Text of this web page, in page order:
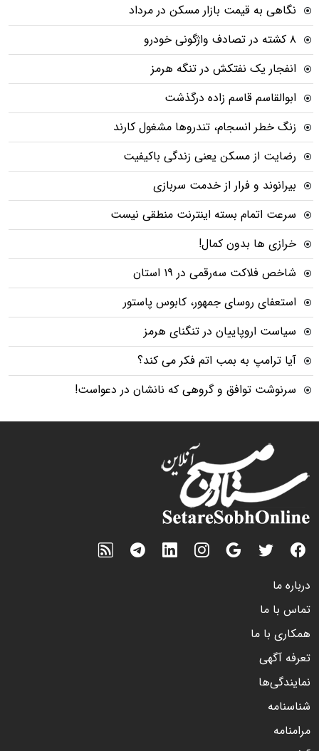
نگاهی به قیمت بازار مسکن در مرداد
۸ کشته در تصادف واژگونی خودرو
انفجار یک نفتکش در تنگه هرمز
ابوالقاسم قاسم زاده درگذشت
زنگ خطر انسجام، تندروها مشغول کارند
رضایت از مسکن یعنی زندگی باکیفیت
بیرانوند و فرار از خدمت سربازی
سرعت اتمام بسته‌ اینترنت منطقی نیست
خرازی ها بدون کمال!
شاخص فلاکت سه‌رقمی در ۱۹ استان
استعفای روسای جمهور، کابوس پاستور
سیاست اروپاییان در تنگنای هرمز
آیا ترامپ به بمب اتم فکر می کند؟
سرنوشت توافق و گروهی که نانشان در دعواست!
درباره ما
تماس با ما
همکاری با ما
تعرفه آگهی
نمایندگی‌ها
شناسنامه
مرامنامه